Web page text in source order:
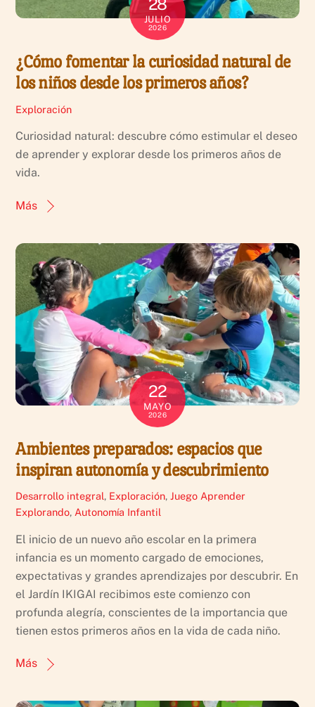
28
JULIO
2026
¿Cómo fomentar la curiosidad natural de
los niños desde los primeros años?
Exploración
Curiosidad natural: descubre cómo estimular el deseo
de aprender y explorar desde los primeros años de
vida.
Más
22
MAYO
2026
Ambientes preparados: espacios que
inspiran autonomía y descubrimiento
Desarrollo integral, Exploración,Juego Aprender
Explorando, Autonomía Infantil
El inicio de un nuevo año escolar en la primera
infancia es un momento cargado de emociones,
expectativas y grandes aprendizajes por descubrir. En
el Jardín IKIGAI recibimos este comienzo con
profunda alegría, conscientes de la importancia que
tienen estos primeros años en la vida de cada niño.
Más